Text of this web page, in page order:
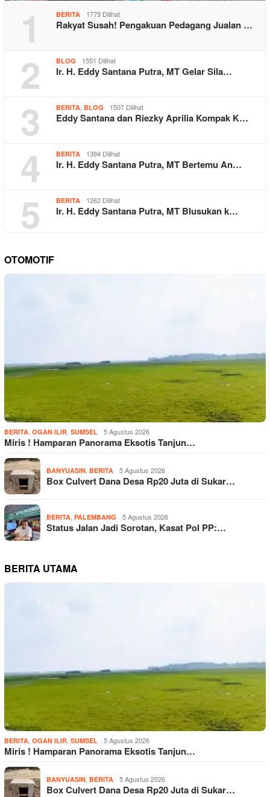
1 BERITA 1779 Dilihat
Rakyat Susah! Pengakuan Pedagang Jualan …
2 BLOG 1551 Dilihat
Ir. H. Eddy Santana Putra, MT Gelar Sila…
3 BERITA BLOG 1507 Dilihat
Eddy Santana dan Riezky Aprilia Kompak K…
4 BERITA 1394 Dilihat
Ir. H. Eddy Santana Putra, MT Bertemu An…
5 BERITA 1262 Dilihat
Ir. H. Eddy Santana Putra, MT Blusukan k…
OTOMOTIF
BERITA OGAN ILIR SUMSEL 5 Agustus 2026
Miris ! Hamparan Panorama Eksotis Tanjun…
BANYUASIN BERITA 5 Agustus 2026
Box Culvert Dana Desa Rp20 Juta di Sukar…
BERITA PALEMBANG 5 Agustus 2026
Status Jalan Jadi Sorotan, Kasat Pol PP:…
BERITA UTAMA
BERITA OGAN ILIR SUMSEL 5 Agustus 2026
Miris ! Hamparan Panorama Eksotis Tanjun…
BANYUASIN BERITA 5 Agustus 2026
Box Culvert Dana Desa Rp20 Juta di Sukar…